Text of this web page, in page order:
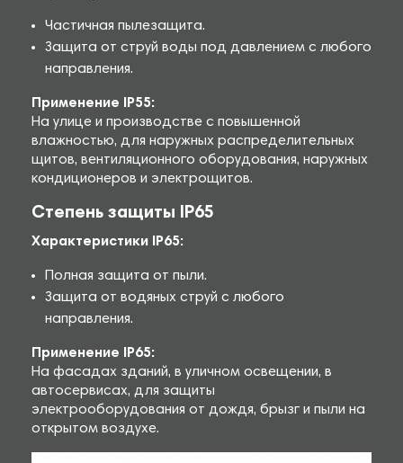
Частичная пылезащита.
Защита от струй воды под давлением с любого
направления.
Применение IP55:
На улице и производстве с повышенной
влажностью, для наружных распределительных
щитов, вентиляционного оборудования, наружных
кондиционеров и электрощитов.
Степень защиты IP65
Характеристики IP65:
Полная защита от пыли.
Защита от водяных струй с любого
направления.
Применение IP65:
На фасадах зданий, в уличном освещении, в
автосервисах, для защиты
электрооборудования от дождя, брызг и пыли на
открытом воздухе.